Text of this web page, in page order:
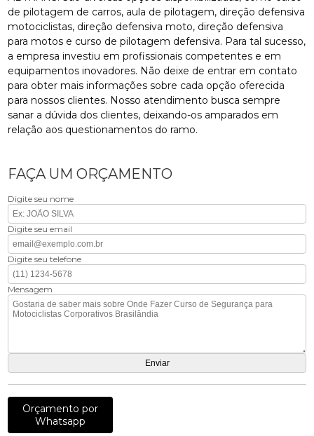
de pilotagem de carros, aula de pilotagem, direção defensiva
motociclistas, direção defensiva moto, direção defensiva
para motos e curso de pilotagem defensiva. Para tal sucesso,
a empresa investiu em profissionais competentes e em
equipamentos inovadores. Não deixe de entrar em contato
para obter mais informações sobre cada opção oferecida
para nossos clientes. Nosso atendimento busca sempre
sanar a dúvida dos clientes, deixando-os amparados em
relação aos questionamentos do ramo.
FAÇA UM ORÇAMENTO
Digite seu nome
Digite seu email
Digite seu telefone
Mensagem
Orçamento por
Whatsapp